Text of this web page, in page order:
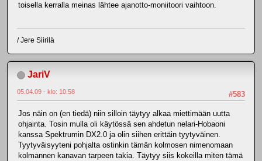
toisella kerralla meinas lähtee ajanotto-moniitoori vaihtoon.
/ Jere Siirilä
JariV
#583
05.04.09 - klo: 10.58
Jos näin on (en tiedä) niin silloin täytyy alkaa miettimään uutta
ohjainta. Tosin mulla oli käytössä sen ahdetun nelari-Hobaoni
kanssa Spektrumin DX2.0 ja olin siihen erittäin tyytyväinen.
Tyytyväisyyteni pohjalta ostinkin tämän kolmosen nimenomaan
kolmannen kanavan tarpeen takia. Täytyy siis kokeilla miten tämä